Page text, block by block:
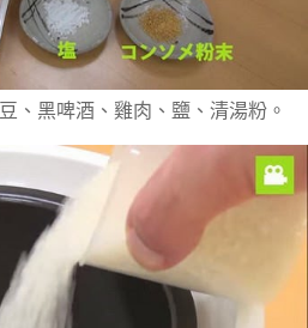
、黑啤酒、雞肉、鹽、清湯粉。